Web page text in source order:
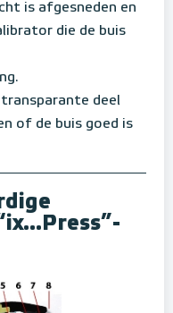
is afgesneden en
die de buis
deel
of de buis goed is